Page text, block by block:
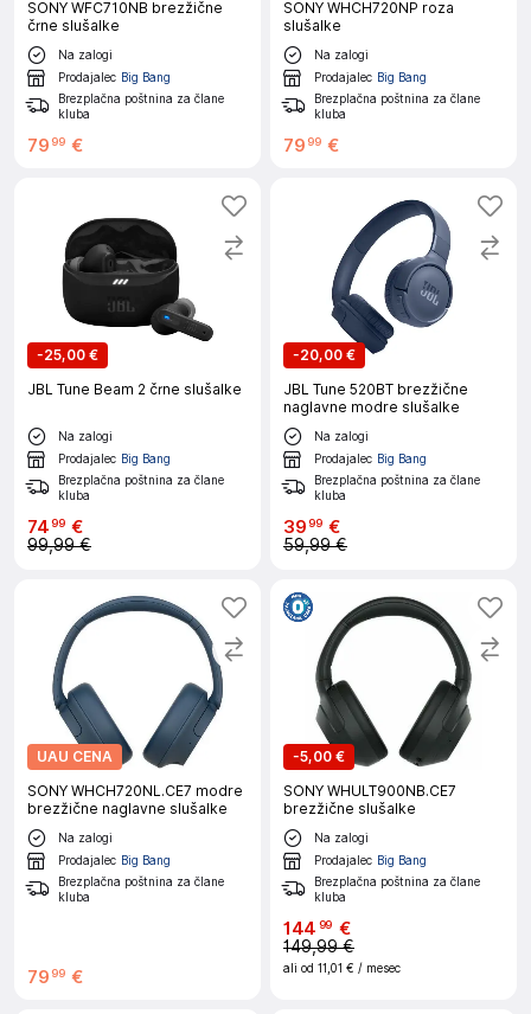
SONY WFC710NB brezžične
črne slušalke
Na zalogi
Prodajalec Big Bang
Brezplačna poštnina za člane
kluba
79 99 €
SONY WHCH720NP roza
slušalke
Na zalogi
Prodajalec Big Bang
Brezplačna poštnina za člane
kluba
79 99 €
-25,00 €
JBL Tune Beam 2 črne slušalke
Na zalogi
Prodajalec Big Bang
Brezplačna poštnina za člane
kluba
7499 €
99,99 €
-20,00 €
JBL Tune 520BT brezžične
naglavne modre slušalke
Na zalogi
Prodajalec Big Bang
Brezplačna poštnina za člane
kluba
3999 €
59,99 €
UAU CENA
SONY WHCH720NL.CE7 modre
brezžične naglavne slušalke
Na zalogi
Prodajalec Big Bang
Brezplačna poštnina za člane
kluba
79 99 €
-5,00 €
SONY WHULT900NB.CE7
brezžične slušalke
Na zalogi
Prodajalec Big Bang
Brezplačna poštnina za člane
kluba
144 99 €
149,99 €
ali od 11,01 € / mesec